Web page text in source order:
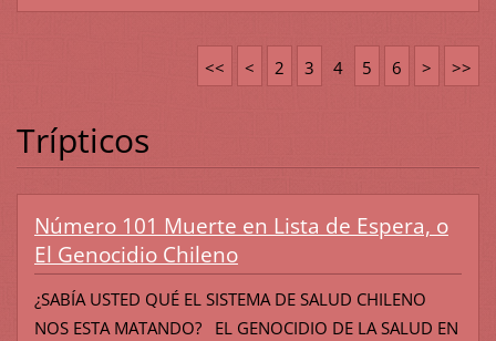
<< < 2 3 4 5 6 > >>
Trípticos
Número 101 Muerte en Lista de Espera, o
El Genocidio Chileno
¿SABÍA USTED QUÉ EL SISTEMA DE SALUD CHILENO
NOS ESTA MATANDO? EL GENOCIDIO DE LA SALUD EN